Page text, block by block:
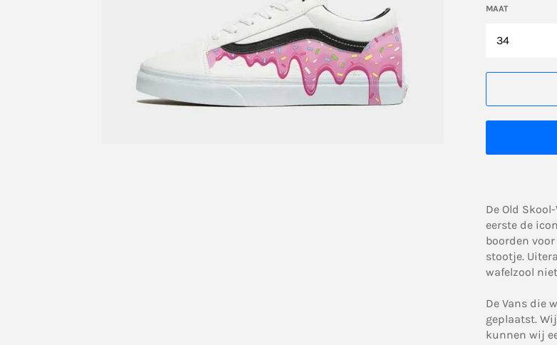
MAAT
De Old
eerste de
boorden
stootje.
wafelzool
De Vans die
geplaatst.
kunnen wij